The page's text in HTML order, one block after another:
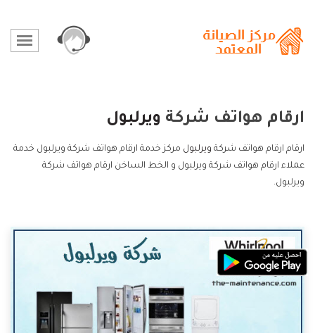
ارقام هواتف شركة ويرلبول
ارقام ارقام هواتف شركة ويرلبول مركز خدمة ارقام هواتف شركة ويرلبول خدمة
عملاء ارقام هواتف شركة ويرلبول و الخط الساخن ارقام هواتف شركة
ويرلبول.